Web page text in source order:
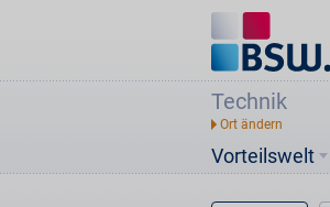
Technik
Vorteilswelt